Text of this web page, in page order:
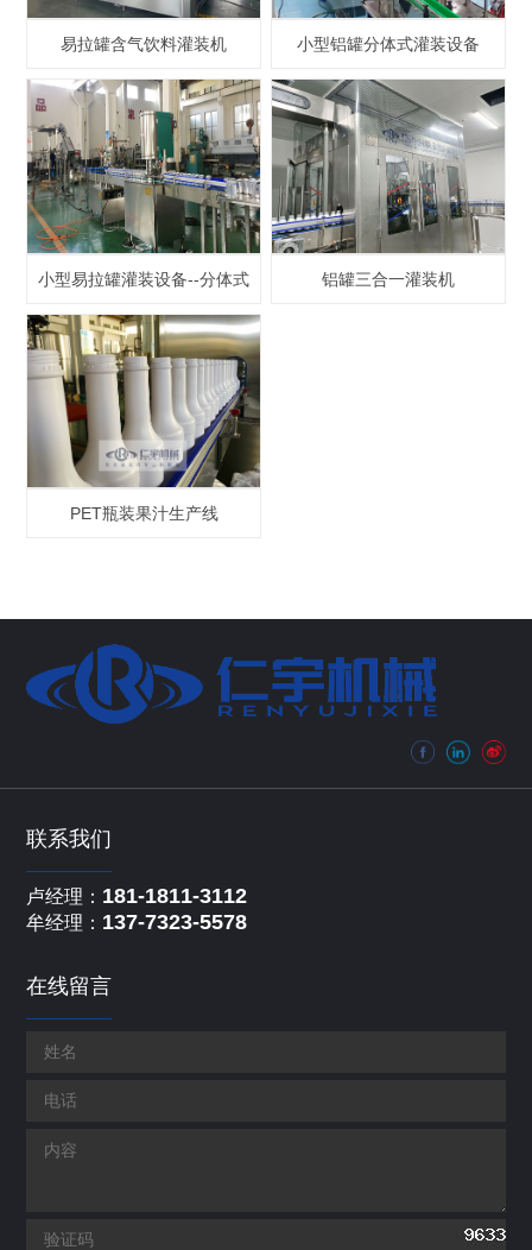
易拉罐含气饮料灌装机 小型铝罐分体式灌装设备
小型易拉罐灌装设备--分体式 铝罐三合一灌装机
PET瓶装果汁生产线
联系我们
卢经理： 181-1811-3112
牟经理： 137-7323-5578
在线留言